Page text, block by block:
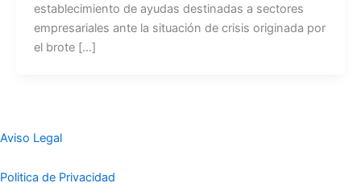
establecimiento de ayudas destinadas a sectores
empresariales ante la situación de crisis originada por
el brote […]
Aviso Legal
Politica de Privacidad